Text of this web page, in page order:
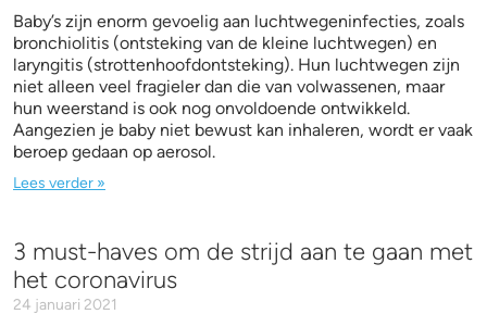
Baby’s zijn enorm gevoelig aan luchtwegeninfecties, zoals
bronchiolitis (ontsteking van de kleine luchtwegen) en
laryngitis (strottenhoofdontsteking). Hun luchtwegen zijn
niet alleen veel fragieler dan die van volwassenen, maar
hun weerstand is ook nog onvoldoende ontwikkeld.
Aangezien je baby niet bewust kan inhaleren, wordt er vaak
beroep gedaan op aerosol.
Lees verder »
3 must-haves om de strijd aan te gaan met
het coronavirus
24 januari 2021